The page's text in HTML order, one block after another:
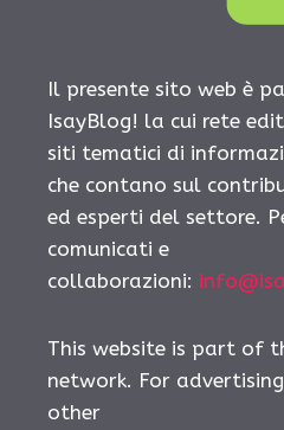
Il presente sito web è
IsayBlog! la cui rete
siti tematici di
che contano sul
ed esperti del settore.
comunicati e
collaborazioni:
This website is part of
network. For
other